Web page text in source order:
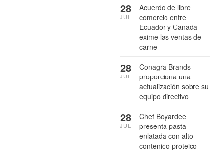
Acuerdo de libre
comercio entre
Ecuador y Canadá
exime las ventas de
carne
28
JUL
Conagra Brands
proporciona una
actualización sobre su
equipo directivo
28
JUL
Chef Boyardee
presenta pasta
enlatada con alto
contenido proteico
28
JUL